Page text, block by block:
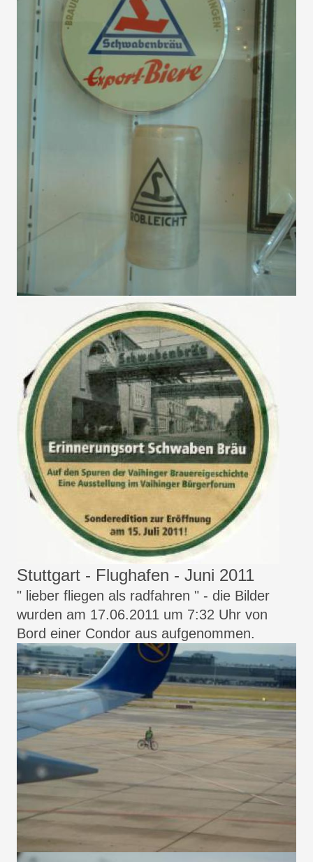
Stuttgart - Flughafen - Juni 2011
" lieber fliegen als radfahren " - die Bilder
wurden am 17.06.2011 um 7:32 Uhr von
Bord einer Condor aus aufgenommen.